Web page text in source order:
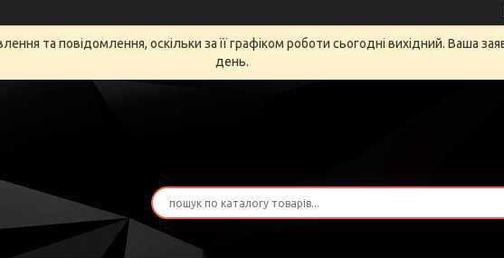
та повідомлення, оскільки за її графіком роботи сьогодні вихідний. Ваша
день.